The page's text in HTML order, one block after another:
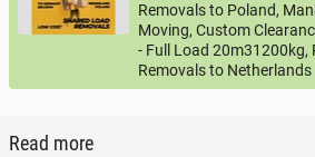
Removals to Poland,
Moving, Custom
- Full Load 20m31200kg,
Removals to Netherlands
Read more